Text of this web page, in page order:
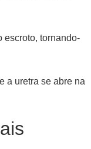
escroto, tornando-
a uretra se abre na